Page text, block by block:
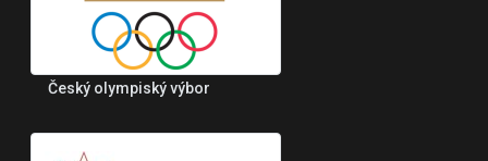
Český olympiský výbor